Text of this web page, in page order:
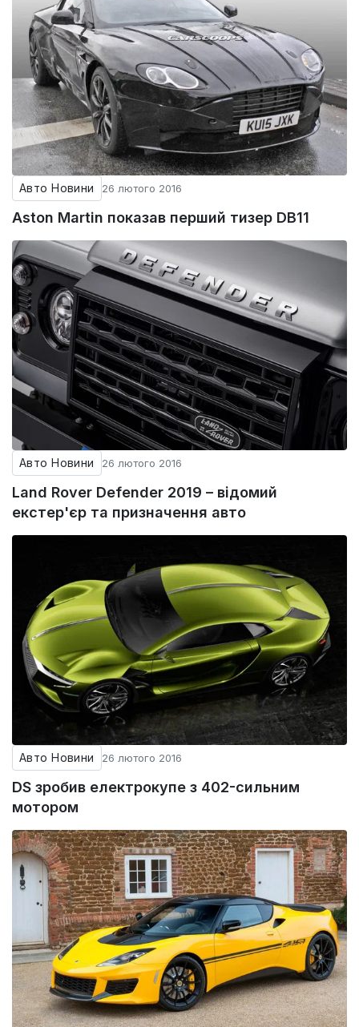
Авто Новини 26 лютого 2016
Aston Martin показав перший тизер DB11
Авто Новини 26 лютого 2016
Land Rover Defender 2019 – відомий
екстер'єр та призначення авто
Авто Новини 26 лютого 2016
DS зробив електрокупе з 402-сильним
мотором